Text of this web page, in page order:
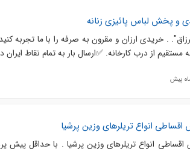
و پخش لباس پائیزی زنانه
. خریدی ارزان و مقرون به صرفه را با ما
مستقیم از درب کارخانه. ✅ارسال بار به تمام نقاط
انواع تریلرهای وزین پرشیا